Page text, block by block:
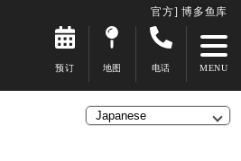
官方] 博多鱼库
预订 地图 电话